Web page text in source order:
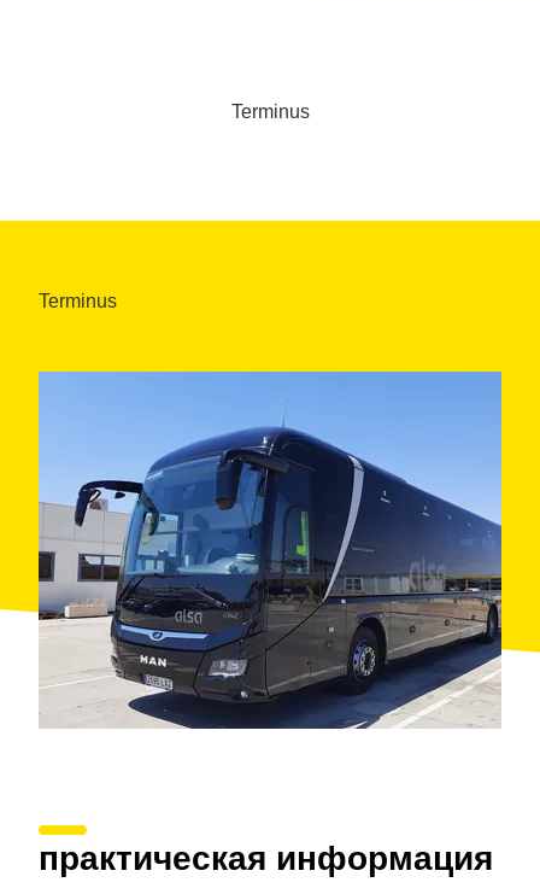
Terminus
Terminus
практическая информация